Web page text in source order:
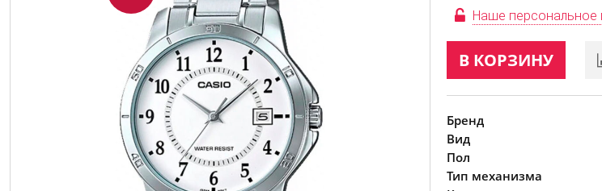
Наше персональное
В КОРЗИНУ
Бренд
Вид
Пол
Тип механизма